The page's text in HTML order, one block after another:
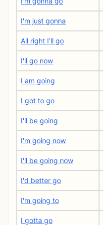
I'm just gonna
All right I'll go
I'll go now
I am going
I got to go
I'll be going
I'm going now
I'll be going now
I'd better go
I'm going to
I gotta go